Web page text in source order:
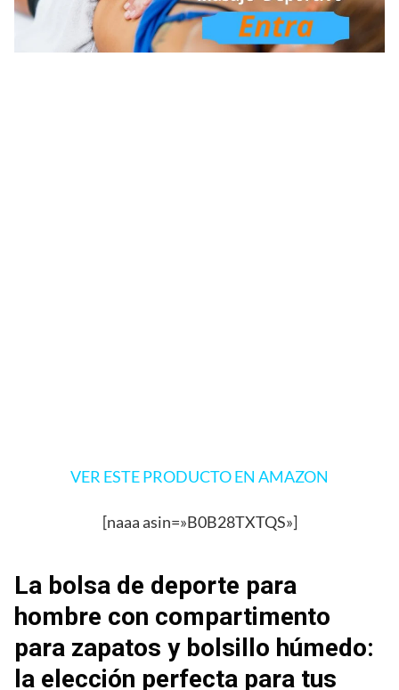
VER ESTE PRODUCTO EN AMAZON
[naaa asin=»B0B28TXTQS»]
La bolsa de deporte para
hombre con compartimento
para zapatos y bolsillo húmedo:
la elección perfecta para tus